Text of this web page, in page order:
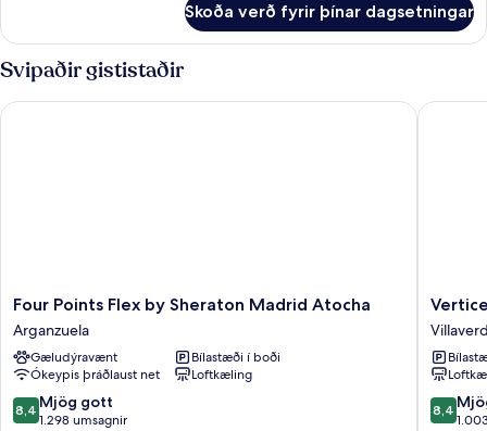
1
tvíbreitt
rúm
með
herbergi
með
tvíbreiðu
rúmi
-
Skoða verð fyrir þínar dagsetningar
Svipaðir gististaðir
Four
Points
Flex
by
Sheraton
Madrid
Atocha
Four Points Flex by Sheraton Madrid Atocha
Arganzuela
Gæludýravænt
Bílastæði í boði
Ókeypis þráðlaust net
Loftkæling
8.4
af
8,4 Mjög gott
1.298 umsagnir
Four Points Flex by Sheraton Madrid Atocha
Vertice
Madrid
8.4
af
8,4
Vertice